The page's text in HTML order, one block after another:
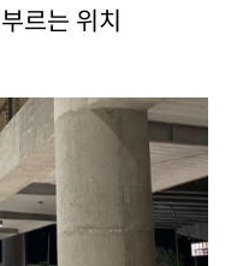
르는 위치